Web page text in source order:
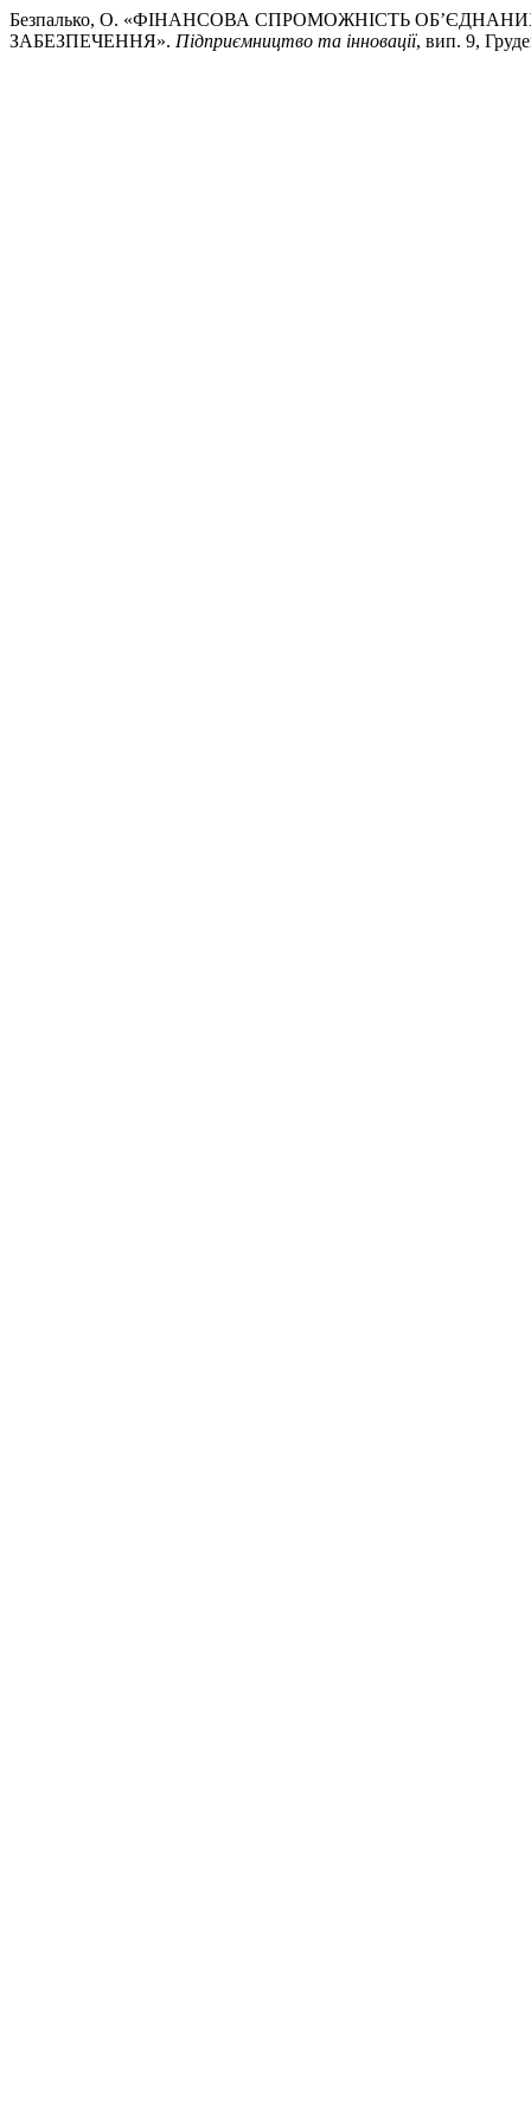
Безпалько, О. «ФІНАНСОВА СПРОМОЖНІСТЬ
ЗАБЕЗПЕЧЕННЯ». Підприємництво та інновації, вип. 9,